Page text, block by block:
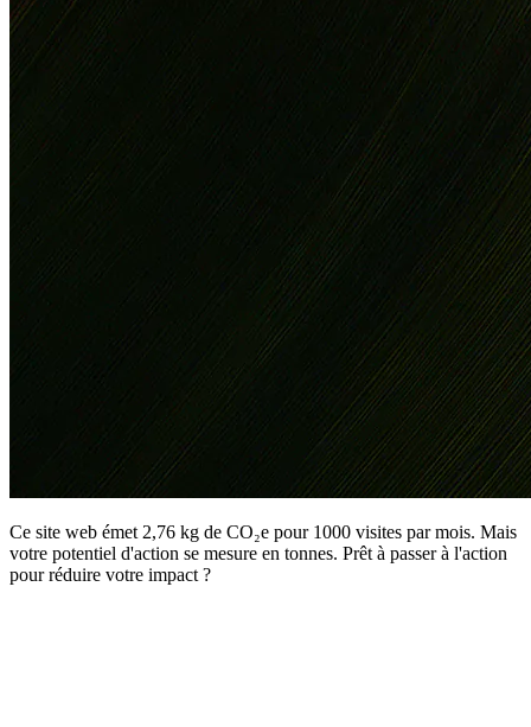
Ce site web émet 2,76 kg de CO₂e pour 1000 visites par mois. Mais
votre potentiel d'action se mesure en tonnes. Prêt à passer à l'action
pour réduire votre impact ?